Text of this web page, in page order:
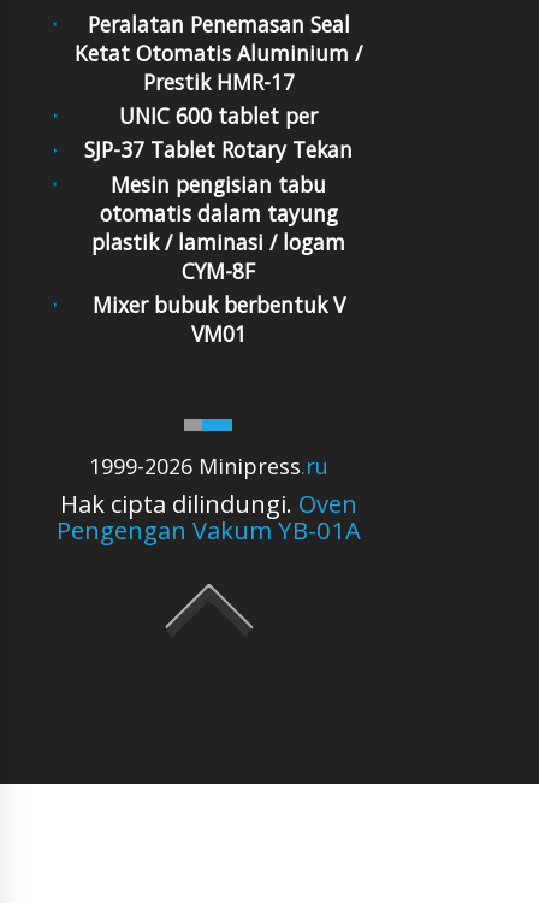
1999-2026 Minipress.ru
Hak cipta dilindungi. Oven
Pengengan Vakum YB-01A
Peralatan Penemasan Seal
Ketat Otomatis Aluminium /
Prestik HMR-17
UNIC 600 tablet per
SJP-37 Tablet Rotary Tekan
Mesin pengisian tabu
otomatis dalam tayung
plastik / laminasi / logam
CYM-8F
Mixer bubuk berbentuk V
VM01